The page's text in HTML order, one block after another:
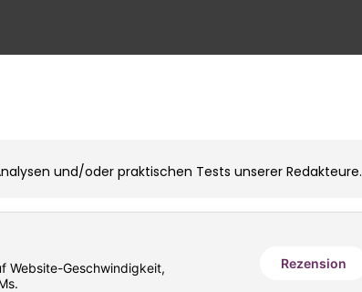
und/oder praktischen Tests unserer Redakteure.
Website-Geschwindigkeit,
Rezension